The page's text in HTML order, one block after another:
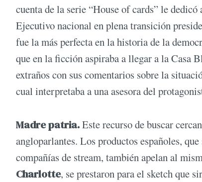
cuenta de la serie “House of cards” le
Ejecutivo nacional en plena transición
fue la más perfecta en la historia de la
que en la ficción aspiraba a llegar a la Casa
extraños con sus comentarios sobre la
cual interpretaba a una asesora del
Madre patria.Este recurso de buscar
angloparlantes. Los productos españoles,
compañías de stream, también apelan al
Charlotte, se prestaron para el sketch que